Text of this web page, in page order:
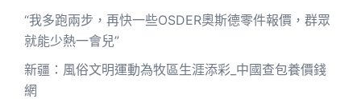
“我多跑兩步，再快一些OSDER奧斯德零件報價，群眾
就能少熱一會兒”
新疆：風俗文明運動為牧區生涯添彩_中國查包養價錢
網